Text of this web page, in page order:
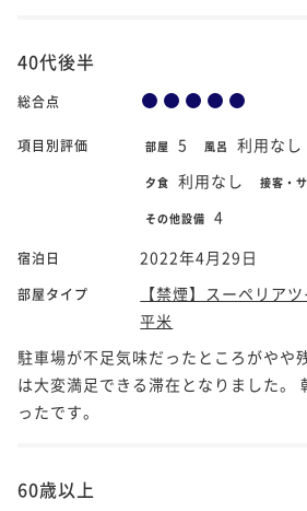
40代後半
総合点
項目別評価 部屋 5 風呂 利用なし
夕食 利用なし 接客・
その他設備 4
宿泊日 2022年4月29日
部屋タイプ
【禁煙】スーペリア
平米
駐車場が不足気味だったところがやや
は大変満足できる滞在となりました。
ったです。
60歳以上